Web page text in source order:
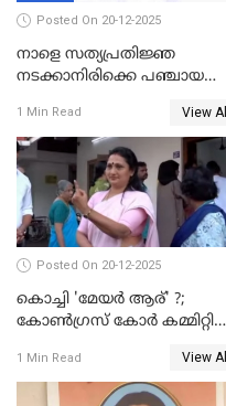
Posted On 20-12-2025
നാളെ സത്യപ്രതിജ്ഞ
നടക്കാനിരിക്കെ പഞ്ചായത്ത്
1 Min Read View All
Posted On 20-12-2025
കൊച്ചി 'മേയർ ആര്' ?;
കോണ്‍ഗ്രസ് കോര്‍ കമ്മിറ്റി
1 Min Read View All